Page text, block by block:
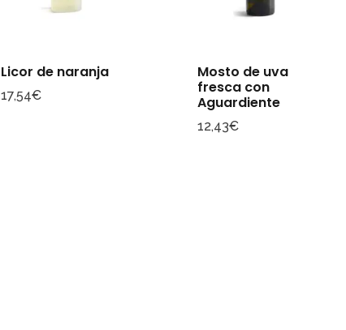
Licor de naranja
17,54€
Mosto de uva
fresca con
Aguardiente
12,43€